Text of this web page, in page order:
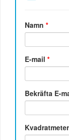
Namn*
E-mail*
Bekräfta E-